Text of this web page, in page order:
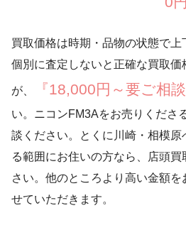
買取価格は時期・品物の状態で上
個別に査定しないと正確な買取価
が、 『18,000円～要ご相談
い。ニコンFM3Aをお売りくださ
談ください。とくに川崎・相模
る範囲にお住いの方なら、店頭
さい。他のところより高い金額
せていただきます。